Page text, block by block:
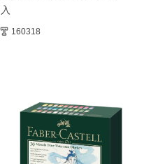
入
160318